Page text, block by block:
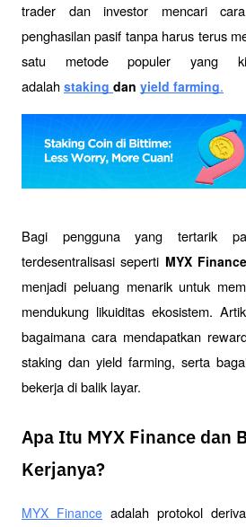
trader dan investor mencari
penghasilan pasif tanpa harus terus
satu metode populer yang
adalah staking dan yield farming.
Bagi pengguna yang tertarik
terdesentralisasi seperti MYX Finance
menjadi peluang menarik untuk
mendukung likuiditas ekosistem.
bagaimana cara mendapatkan
staking dan yield farming, serta
bekerja di balik layar.
Apa Itu MYX Finance dan
Kerjanya?
MYX Finance adalah protokol